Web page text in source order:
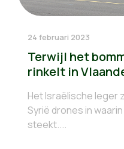
24 februari 2023
Terwijl het
rinkelt in
Het Israëlische leger
Syrië drones in
steekt....